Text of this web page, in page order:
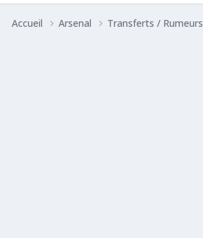
Accueil Arsenal Transferts / Rumeurs